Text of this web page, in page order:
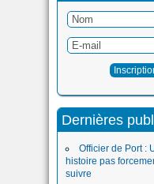
Dernières
Officier de Port :
histoire pas
suivre